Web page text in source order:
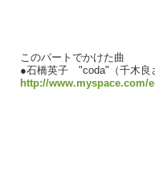
このパートでかけた曲
●石橋英子 "coda"（千木良
http://